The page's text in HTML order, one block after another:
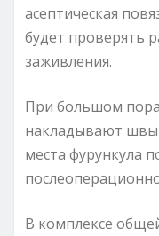
асептическая
будет проверять
заживления.
При большом
накладывают швы
места фурункула
В комплексе